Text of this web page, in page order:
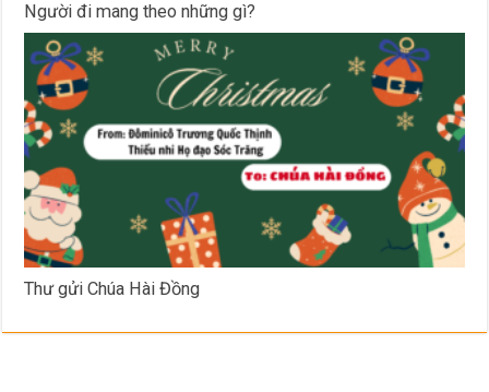
Người đi mang theo những gì?
Thư gửi Chúa Hài Đồng